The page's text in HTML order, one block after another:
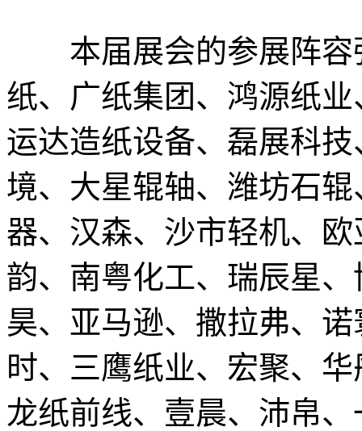
本届展会的参展阵容
纸、广纸集团、鸿源纸
运达造纸设备、磊展科
境、大星辊轴、潍坊石
器、汉森、沙市轻机、
韵、南粤化工、瑞辰星
昊、亚马逊、撒拉弗、
时、三鹰纸业、宏聚、
龙纸前线、壹晨、沛帛